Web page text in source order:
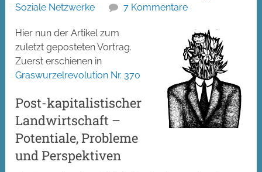
Soziale Netzwerke
7 Kommentare
Hier nun der Artikel zum
zuletzt geposteten Vortrag.
Zuerst erschienen in
Graswurzelrevolution Nr. 370
Post-kapitalistischer
Landwirtschaft –
Potentiale, Probleme
und Perspektiven